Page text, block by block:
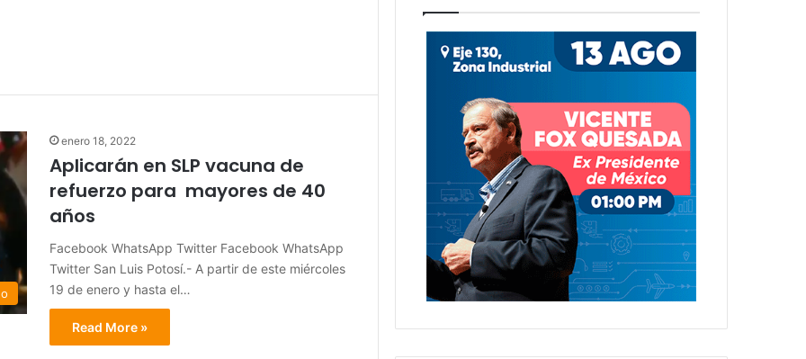
enero 18, 2022
Aplicarán en SLP vacuna de
refuerzo para mayores de 40
años
Facebook WhatsApp Twitter Facebook WhatsApp
Twitter San Luis Potosí.- A partir de este miércoles
19 de enero y hasta el…
Read More »